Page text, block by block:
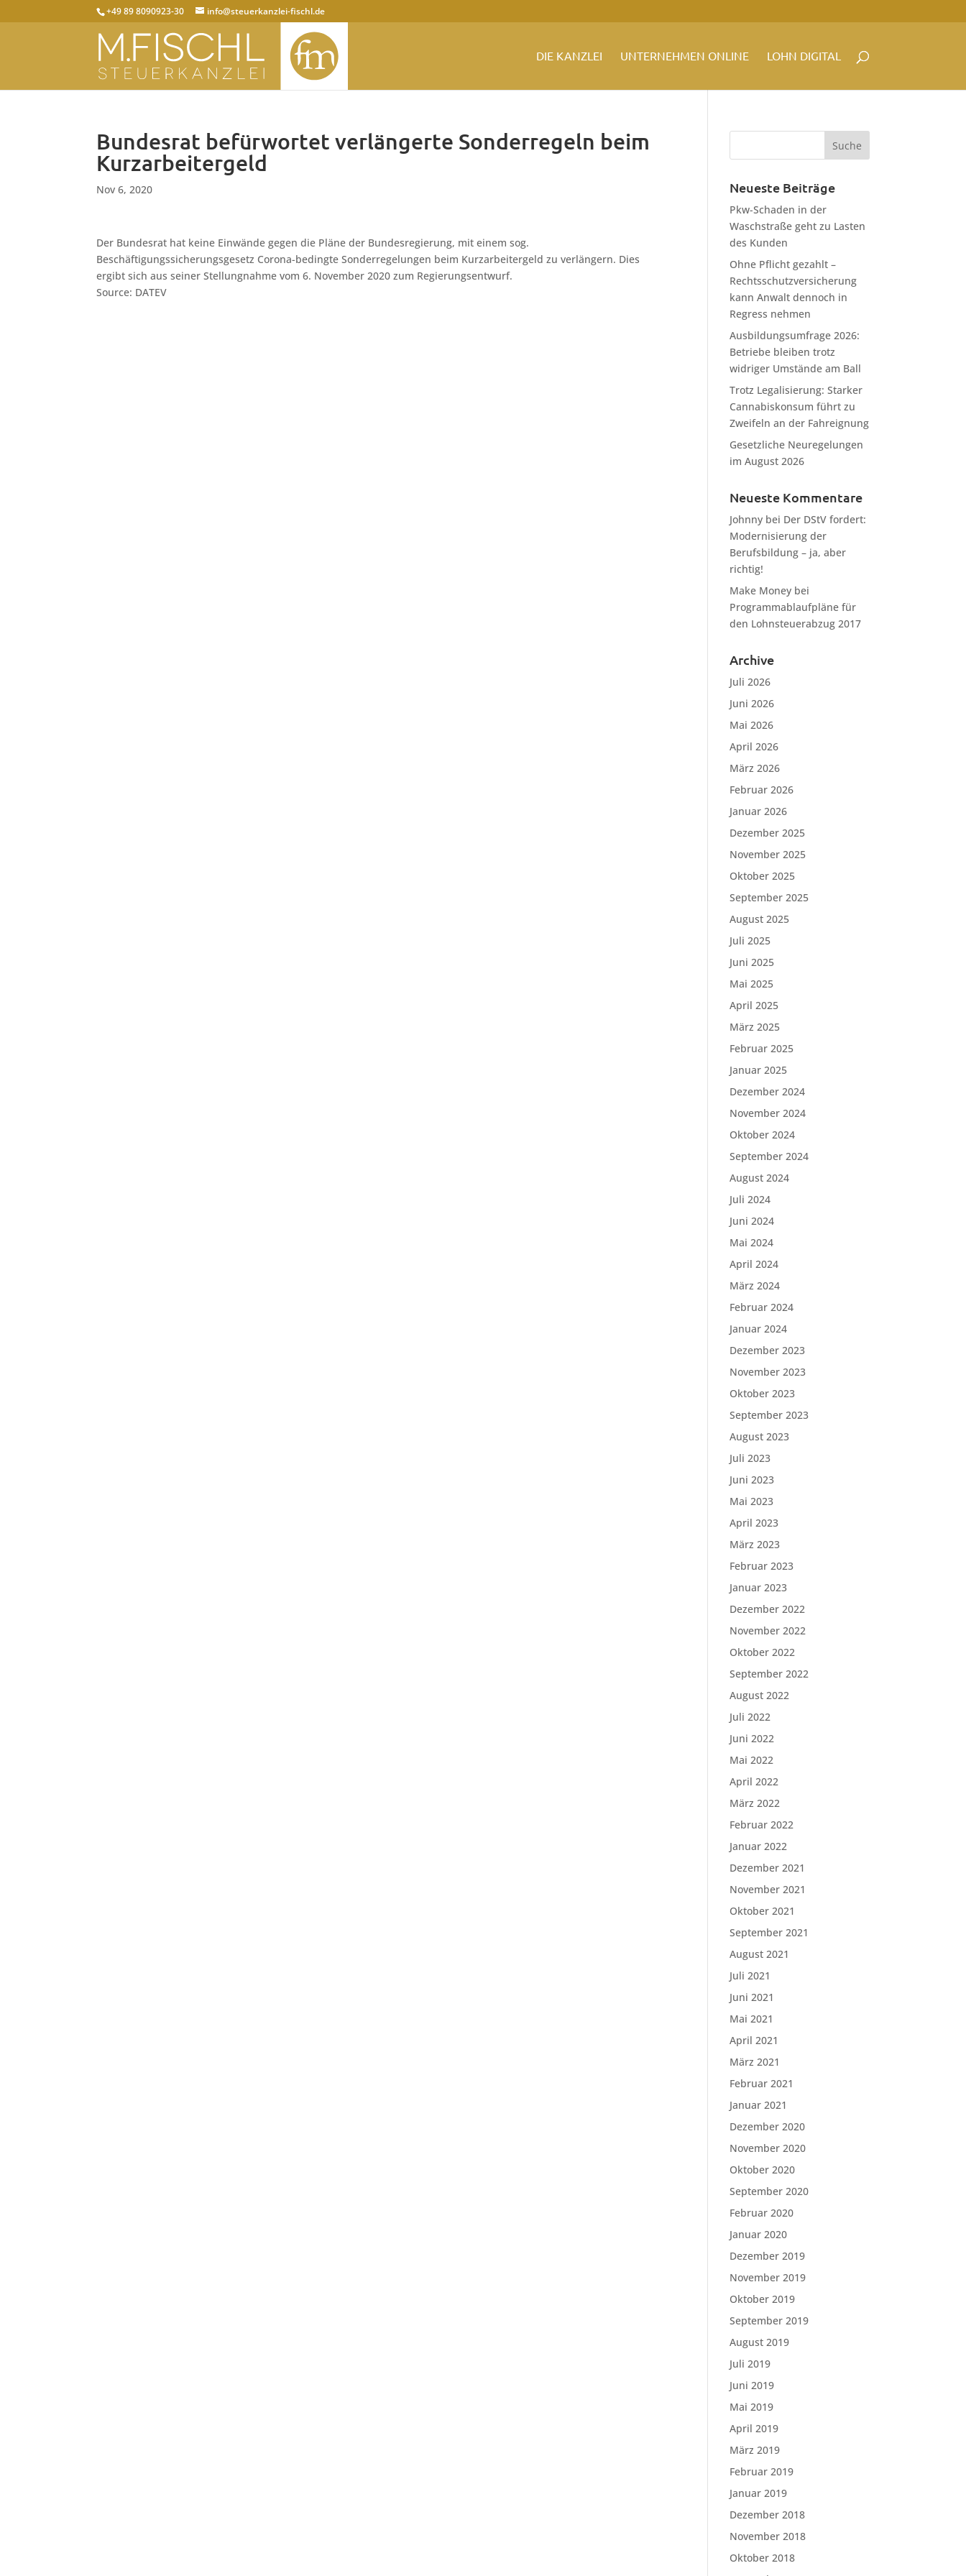
+49 89 8090923-30 info@steuerkanzlei-fischl.de
DIE KANZLEI UNTERNEHMEN ONLINE LOHN DIGITAL
Bundesrat befürwortet verlängerte Sonderregeln beim
Kurzarbeitergeld
Nov 6, 2020
Der Bundesrat hat keine Einwände gegen die Pläne der Bundesregierung, mit einem sog.
Beschäftigungssicherungsgesetz Corona-bedingte Sonderregelungen beim Kurzarbeitergeld zu verlängern. Dies
ergibt sich aus seiner Stellungnahme vom 6. November 2020 zum Regierungsentwurf.
Source: DATEV
Neueste Beiträge
Pkw-Schaden in der
Waschstraße geht zu Lasten
des Kunden
Ohne Pflicht gezahlt –
Rechtsschutzversicherung
kann Anwalt dennoch in
Regress nehmen
Ausbildungsumfrage 2026:
Betriebe bleiben trotz
widriger Umstände am Ball
Trotz Legalisierung: Starker
Cannabiskonsum führt zu
Zweifeln an der Fahreignung
Gesetzliche Neuregelungen
im August 2026
Neueste Kommentare
Johnny bei Der DStV fordert:
Modernisierung der
Berufsbildung – ja, aber
richtig!
Make Money bei
Programmablaufpläne für
den Lohnsteuerabzug 2017
Archive
Juli 2026
Juni 2026
Mai 2026
April 2026
März 2026
Februar 2026
Januar 2026
Dezember 2025
November 2025
Oktober 2025
September 2025
August 2025
Juli 2025
Juni 2025
Mai 2025
April 2025
März 2025
Februar 2025
Januar 2025
Dezember 2024
November 2024
Oktober 2024
September 2024
August 2024
Juli 2024
Juni 2024
Mai 2024
April 2024
März 2024
Februar 2024
Januar 2024
Dezember 2023
November 2023
Oktober 2023
September 2023
August 2023
Juli 2023
Juni 2023
Mai 2023
April 2023
März 2023
Februar 2023
Januar 2023
Dezember 2022
November 2022
Oktober 2022
September 2022
August 2022
Juli 2022
Juni 2022
Mai 2022
April 2022
März 2022
Februar 2022
Januar 2022
Dezember 2021
November 2021
Oktober 2021
September 2021
August 2021
Juli 2021
Juni 2021
Mai 2021
April 2021
März 2021
Februar 2021
Januar 2021
Dezember 2020
November 2020
Oktober 2020
September 2020
Februar 2020
Januar 2020
Dezember 2019
November 2019
Oktober 2019
September 2019
August 2019
Juli 2019
Juni 2019
Mai 2019
April 2019
März 2019
Februar 2019
Januar 2019
Dezember 2018
November 2018
Oktober 2018